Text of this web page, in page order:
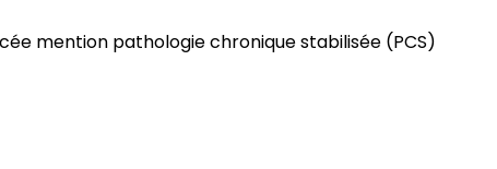
mention pathologie chronique stabilisée (PCS)